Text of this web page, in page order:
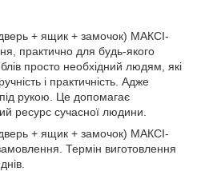
+ ящик + замочок) МАКСІ-
практично для будь-якого
просто необхідний людям, які
і практичність. Адже
під рукою. Це допомагає
ресурс сучасної людини.
+ ящик + замочок) МАКСІ-
Термін виготовлення